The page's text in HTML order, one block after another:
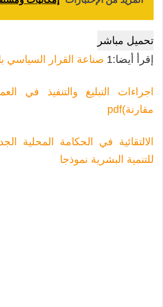
تحميل مباشر
إقرأ أيضا:1
صناعة القرار السياسي
اجراءات التبليغ والتنفيذ في
مقارنة)pdf
الالتقائية في الحكامة المحلية
للتنمية البشرية نموذجا